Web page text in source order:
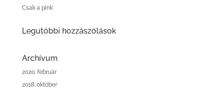
Csak a pink
Legutóbbi hozzászólások
Archívum
2020. február
2018. október